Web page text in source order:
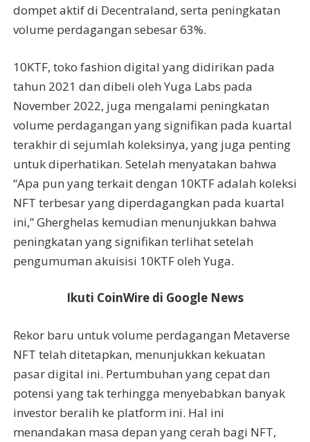
dompet aktif di Decentraland, serta peningkatan
volume perdagangan sebesar 63%.
10KTF, toko fashion digital yang didirikan pada
tahun 2021 dan dibeli oleh Yuga Labs pada
November 2022, juga mengalami peningkatan
volume perdagangan yang signifikan pada kuartal
terakhir di sejumlah koleksinya, yang juga penting
untuk diperhatikan. Setelah menyatakan bahwa
“Apa pun yang terkait dengan 10KTF adalah koleksi
NFT terbesar yang diperdagangkan pada kuartal
ini,” Gherghelas kemudian menunjukkan bahwa
peningkatan yang signifikan terlihat setelah
pengumuman akuisisi 10KTF oleh Yuga.
Ikuti CoinWire di Google News
Rekor baru untuk volume perdagangan Metaverse
NFT telah ditetapkan, menunjukkan kekuatan
pasar digital ini. Pertumbuhan yang cepat dan
potensi yang tak terhingga menyebabkan banyak
investor beralih ke platform ini. Hal ini
menandakan masa depan yang cerah bagi NFT,